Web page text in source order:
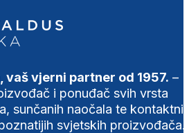
vaš vjerni partner od 1957. –
i ponuđač svih vrsta
sunčanih naočala te
svjetskih proizvođača.